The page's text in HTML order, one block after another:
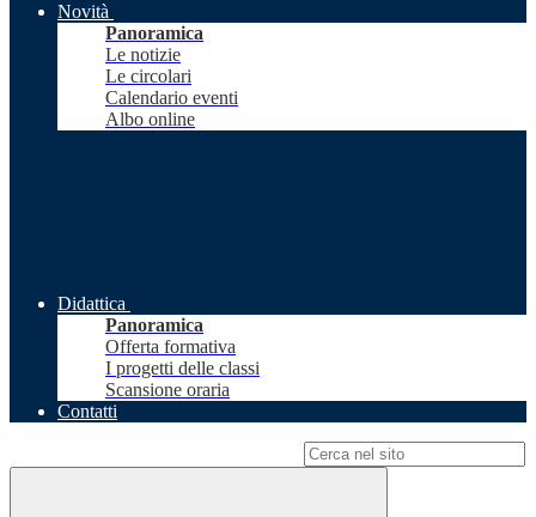
Novità
Panoramica
Le notizie
Le circolari
Calendario eventi
Albo online
Didattica
Panoramica
Offerta formativa
I progetti delle classi
Scansione oraria
Contatti